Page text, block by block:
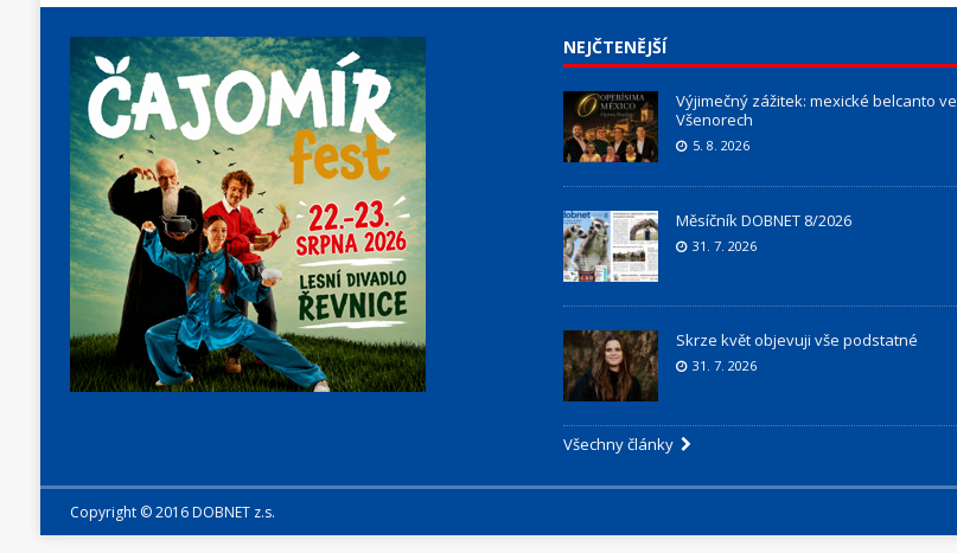
NEJČTENĚJŠÍ
Výjimečný zážitek: mexické belcanto ve
Všenorech
5. 8. 2026
Měsíčník DOBNET 8/2026
31. 7. 2026
Skrze květ objevuji vše podstatné
31. 7. 2026
Všechny články
Copyright © 2016 DOBNET z.s.